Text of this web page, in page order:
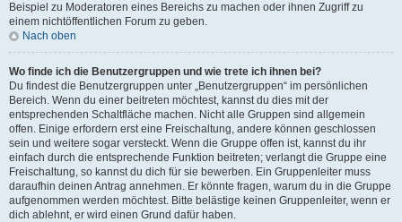
Beispiel zu Moderatoren eines Bereichs zu machen oder ihnen Zugriff zu
einem nichtöffentlichen Forum zu geben.
Nach oben
Wo finde ich die Benutzergruppen und wie trete ich ihnen bei?
Du findest die Benutzergruppen unter „Benutzergruppen“ im persönlichen
Bereich. Wenn du einer beitreten möchtest, kannst du dies mit der
entsprechenden Schaltfläche machen. Nicht alle Gruppen sind allgemein
offen. Einige erfordern erst eine Freischaltung, andere können geschlossen
sein und weitere sogar versteckt. Wenn die Gruppe offen ist, kannst du ihr
einfach durch die entsprechende Funktion beitreten; verlangt die Gruppe eine
Freischaltung, so kannst du dich für sie bewerben. Ein Gruppenleiter muss
daraufhin deinen Antrag annehmen. Er könnte fragen, warum du in die Gruppe
aufgenommen werden möchtest. Bitte belästige keinen Gruppenleiter, wenn er
dich ablehnt, er wird einen Grund dafür haben.